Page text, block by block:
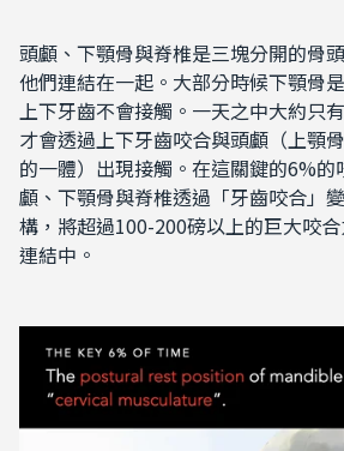
頭顱、下顎骨與脊椎是三塊分開的骨
他們連結在一起。大部分時候下顎骨
上下牙齒不會接觸。一天之中大約只
才會透過上下牙齒咬合與頭顱（上顎
的一體）出現接觸。在這關鍵的6%
顱、下顎骨與脊椎透過「牙齒咬合」
構，將超過100-200磅以上的巨大咬
連結中。